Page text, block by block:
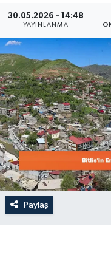
30.05.2026 - 14:48
YAYINLANMA
Paylaş
Ekonomi
Spor
Dünya
Resmi
Son Dakika
Haber Arşivi